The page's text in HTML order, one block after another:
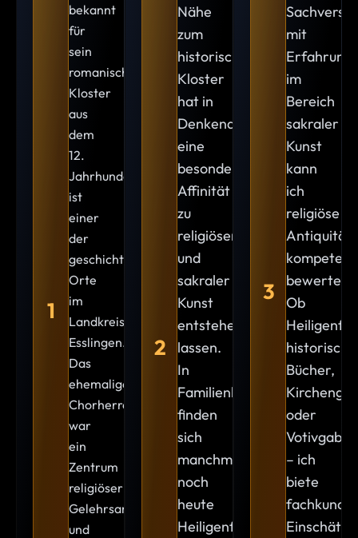
1
bekannt
für
sein
romanisches
Kloster
aus
dem
12.
Jahrhundert,
ist
einer
der
geschichtsträchtigsten
Orte
im
Landkreis
Esslingen.
Das
ehemalige
Chorherrenstift
war
ein
Zentrum
religiöser
Gelehrsamkeit
und
2
Nähe
zum
historischen
Kloster
hat in
Denkendorf
eine
besondere
Affinität
zu
religiöser
und
sakraler
Kunst
entstehen
lassen.
In
Familienbesitz
finden
sich
manchmal
noch
heute
Heiligenfiguren,
3
mit
Erfahrung
im
Bereich
sakraler
Kunst
kann
ich
religiöse
kompetent
bewerten.
Ob
historische
Bücher,
oder
Votivgaben
– ich
biete